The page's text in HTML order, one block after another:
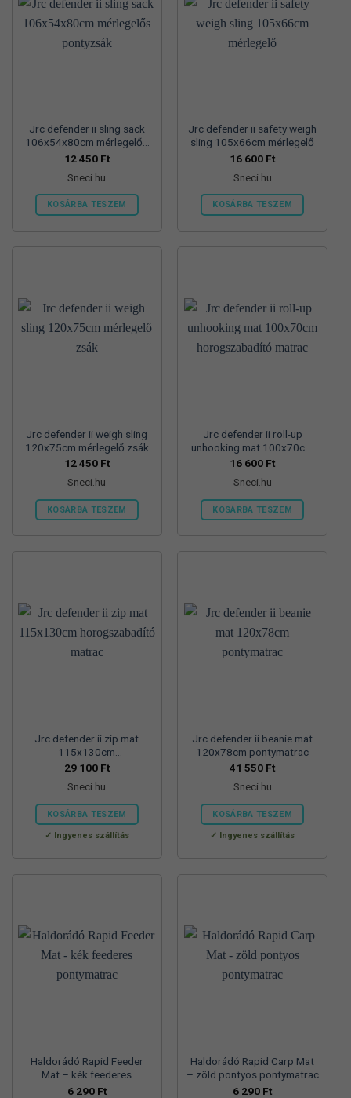
Jrc defender ii sling sack
106x54x80cm mérlegelős
pontyzsák
12 450 Ft
Sneci.hu
KOSÁRBA TESZEM
Jrc defender ii safety weigh
sling 105x66cm mérlegelő
16 600 Ft
Sneci.hu
KOSÁRBA TESZEM
Jrc defender ii weigh sling
120x75cm mérlegelő zsák
12 450 Ft
Sneci.hu
KOSÁRBA TESZEM
Jrc defender ii roll-up
unhooking mat 100x70cm
horogszabadító matrac
16 600 Ft
Sneci.hu
KOSÁRBA TESZEM
Jrc defender ii zip mat
115x130cm
horogszabadító matrac
29 100 Ft
Sneci.hu
KOSÁRBA TESZEM
Ingyenes szállítás
Jrc defender ii beanie mat
120x78cm pontymatrac
41 550 Ft
Sneci.hu
KOSÁRBA TESZEM
Ingyenes szállítás
Haldorádó Rapid Feeder
Mat – kék feederes
pontymatrac
6 290 Ft
Haldorádó Rapid Carp Mat
– zöld pontyos pontymatrac
6 290 Ft